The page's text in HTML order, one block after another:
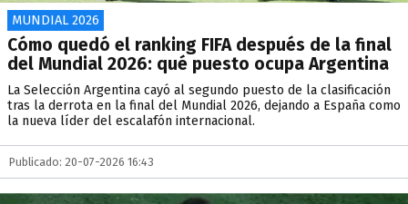
MUNDIAL 2026
Cómo quedó el ranking FIFA después de la final
del Mundial 2026: qué puesto ocupa Argentina
La Selección Argentina cayó al segundo puesto de la clasificación
tras la derrota en la final del Mundial 2026, dejando a España como
la nueva líder del escalafón internacional.
Publicado: 20-07-2026 16:43